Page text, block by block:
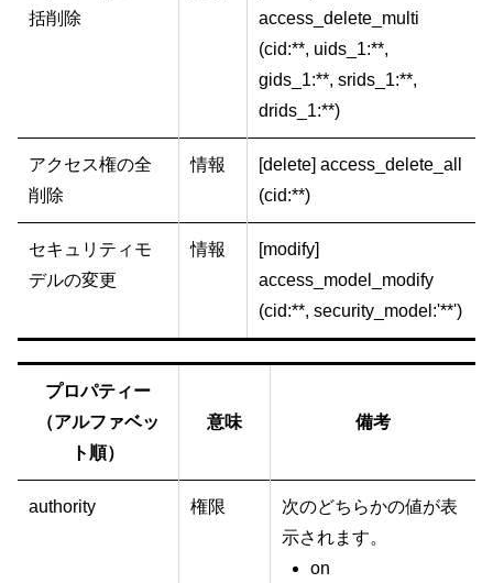
括削除
access_delete_multi
(cid:**, uids_1:**,
gids_1:**, srids_1:**,
drids_1:**)
アクセス権の全
削除
情報
[delete] access_delete_all
(cid:**)
セキュリティモ
デルの変更
情報
[modify]
access_model_modify
(cid:**, security_model:'**')
プロパティー
（アルファベッ
ト順）
意味 備考
authority 権限
次のどちらかの値が表
示されます。
on